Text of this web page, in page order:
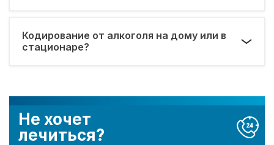
Не хочет
лечиться?
Кодирование от алкоголя на дому или в
стационаре?